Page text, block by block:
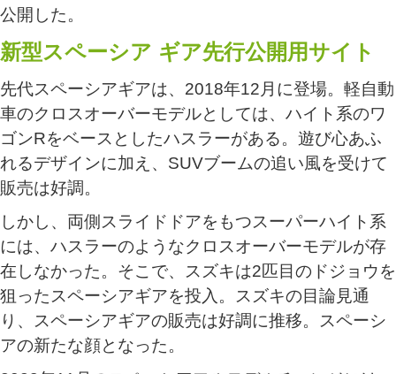
公開した。
新型スペーシア ギア先行公開用サイト
先代スペーシアギアは、2018年12月に登場。軽自動
車のクロスオーバーモデルとしては、ハイト系のワ
ゴンRをベースとしたハスラーがある。遊び心あふ
れるデザインに加え、SUVブームの追い風を受けて
販売は好調。
しかし、両側スライドドアをもつスーパーハイト系
には、ハスラーのようなクロスオーバーモデルが存
在しなかった。そこで、スズキは2匹目のドジョウを
狙ったスペーシアギアを投入。スズキの目論見通
り、スペーシアギアの販売は好調に推移。スペーシ
アの新たな顔となった。